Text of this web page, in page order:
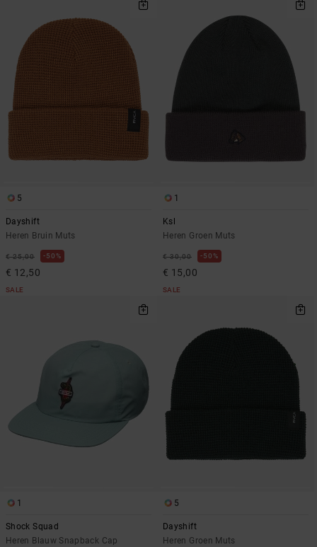
5
Dayshift
Heren Bruin Muts
€ 25,00 50%
€ 12,50
SALE
1
Ksl
Heren Groen Muts
€ 30,00 50%
€ 15,00
SALE
1
Shock Squad
Heren Blauw Snapback Cap
5
Dayshift
Heren Groen Muts